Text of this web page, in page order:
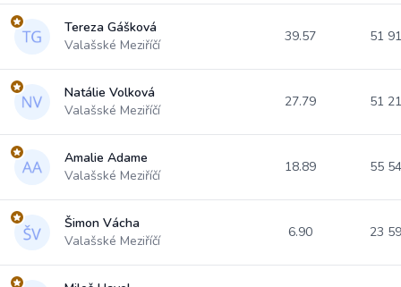
Tereza Gášková
Valašské Meziříčí
39.57 51
Natálie Volková
Valašské Meziříčí
27.79 51
Amalie Adame
Valašské Meziříčí
18.89 55
Šimon Vácha
Valašské Meziříčí
6.90 23